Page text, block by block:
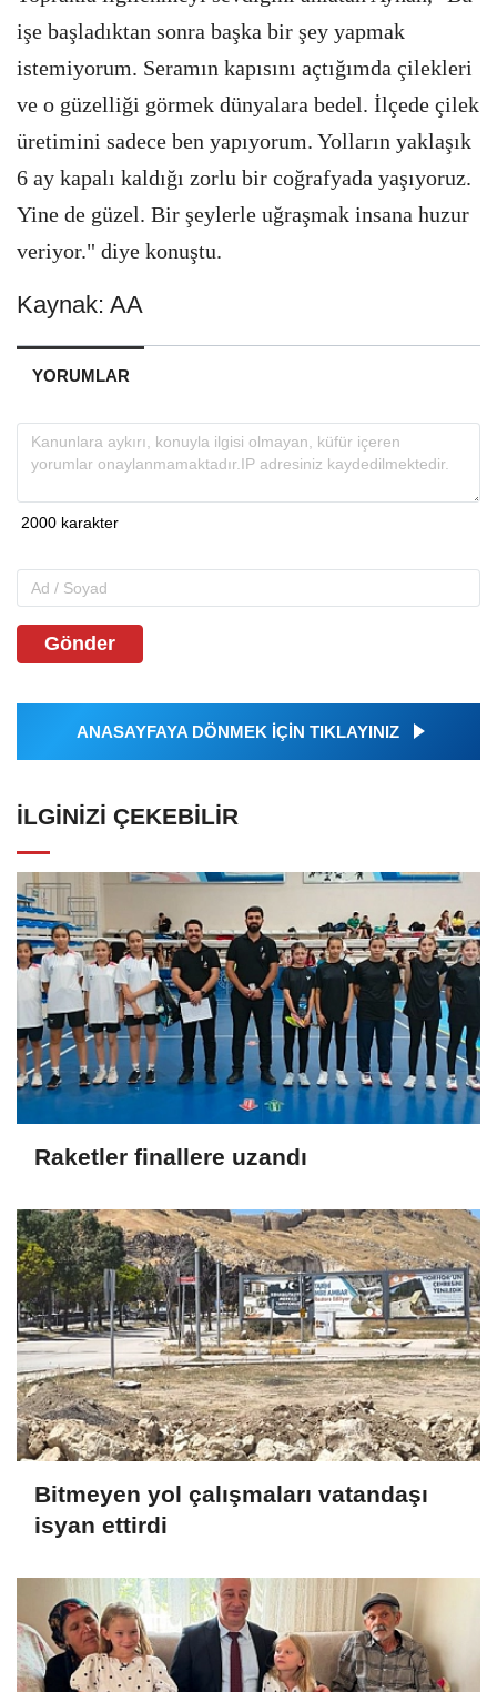
işe başladıktan sonra başka bir şey yapmak
istemiyorum. Seramın kapısını açtığımda çilekleri
ve o güzelliği görmek dünyalara bedel. İlçede çilek
üretimini sadece ben yapıyorum. Yolların yaklaşık
6 ay kapalı kaldığı zorlu bir coğrafyada yaşıyoruz.
Yine de güzel. Bir şeylerle uğraşmak insana huzur
veriyor." diye konuştu.
Kaynak: AA
YORUMLAR
Gönder
ANASAYFAYA DÖNMEK İÇİN TIKLAYINIZ
İLGINIZI ÇEKEBILIR
Raketler finallere uzandı
Bitmeyen yol çalışmaları vatandaşı
isyan ettirdi